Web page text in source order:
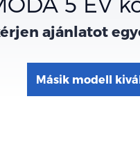
ajánlatot
Másik modell